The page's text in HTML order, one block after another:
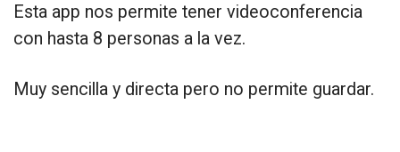
Esta app nos permite tener videoconferencia
con hasta 8 personas a la vez.
Muy sencilla y directa pero no permite guardar.